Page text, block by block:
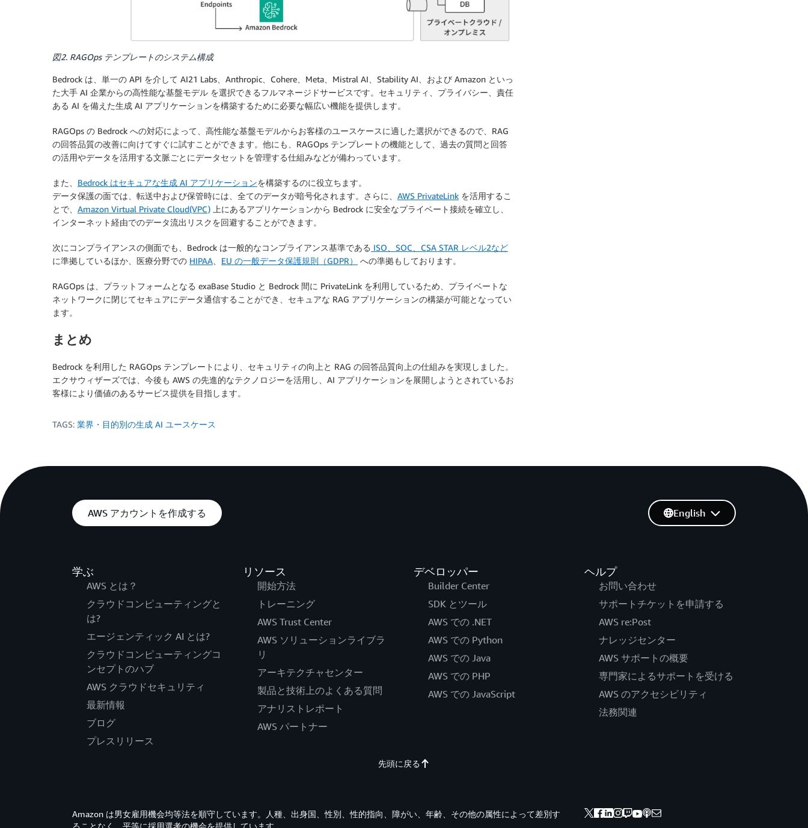
図2. RAGOps テンプレートのシステム構成
Bedrock は、単一の API を介して AI21 Labs、Anthropic、Cohere、Meta、Mistral AI、Stability AI、および Amazon といっ
た大手 AI 企業からの高性能な基盤モデル を選択できるフルマネージドサービスです。セキュリティ、プライバシー、責任
ある AI を備えた生成 AI アプリケーションを構築するために必要な幅広い機能を提供します。
RAGOps の Bedrock への対応によって、高性能な基盤モデルからお客様のユースケースに適した選択ができるので、RAG
の回答品質の改善に向けてすぐに試すことができます。他にも、RAGOps テンプレートの機能として、過去の質問と回答
の活用やデータを活用する文脈ごとにデータセットを管理する仕組みなどが備わっています。
また、 Bedrock はセキュアな生成 AI アプリケーションを構築するのに役立ちます。
データ保護の面では、転送中および保管時には、全てのデータが暗号化されます。さらに、 AWS PrivateLink を活用するこ
とで、 Amazon Virtual Private Cloud(VPC) 上にあるアプリケーションから Bedrock に安全なプライベート接続を確立し、
インターネット経由でのデータ流出リスクを回避することができます。
次にコンプライアンスの側面でも、Bedrock は一般的なコンプライアンス基準である ISO、SOC、CSA STAR レベル2など
に準拠しているほか、医療分野での HIPAA EU の一般データ保護規則（GDPR） への準拠もしております。
RAGOps は、プラットフォームとなる exaBase Studio と Bedrock 間に PrivateLink を利用しているため、プライベートな
ネットワークに閉じてセキュアにデータ通信することができ、セキュアな RAG アプリケーションの構築が可能となってい
ます。
まとめ
Bedrock を利用した RAGOps テンプレートにより、セキュリティの向上と RAG の回答品質向上の仕組みを実現しました。
エクサウィザーズでは、今後も AWS の先進的なテクノロジーを活用し、AI アプリケーションを展開しようとされているお
客様により価値のあるサービス提供を目指します。
TAGS: 業界・目的別の生成 AI ユースケース
AWS アカウントを作成する
学ぶ
AWS とは？
クラウドコンピューティングと
は?
エージェンティック AI とは?
クラウドコンピューティングコ
ンセプトのハブ
AWS クラウドセキュリティ
最新情報
ブログ
プレスリリース
リソース
開始方法
トレーニング
AWS Trust Center
AWS ソリューションライブラ
リ
アーキテクチャセンター
製品と技術上のよくある質問
アナリストレポート
AWS パートナー
デベロッパー
Builder Center
SDK とツール
AWS での .NET
AWS での Python
AWS での Java
AWS での PHP
AWS での JavaScript
ヘルプ
お問い合わせ
サポートチケットを申請する
AWS re:Post
ナレッジセンター
AWS サポートの概要
専門家によるサポートを受ける
AWS のアクセシビリティ
法務関連
English
先頭に戻る
Amazon は男女雇用機会均等法を順守しています。人種、出身国、性別、性的指向、障がい、年齢、その他の属性によって差別す
ることなく、平等に採用選考の機会を提供しています。